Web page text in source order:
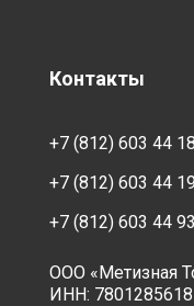
Контакты
+7 (812) 603 44 18
+7 (812) 603 44 19
+7 (812) 603 44 93
ООО «Метизная
ИНН: 7801285618